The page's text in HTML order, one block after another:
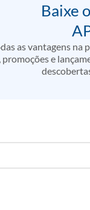
Baixe
as vantagens na
e